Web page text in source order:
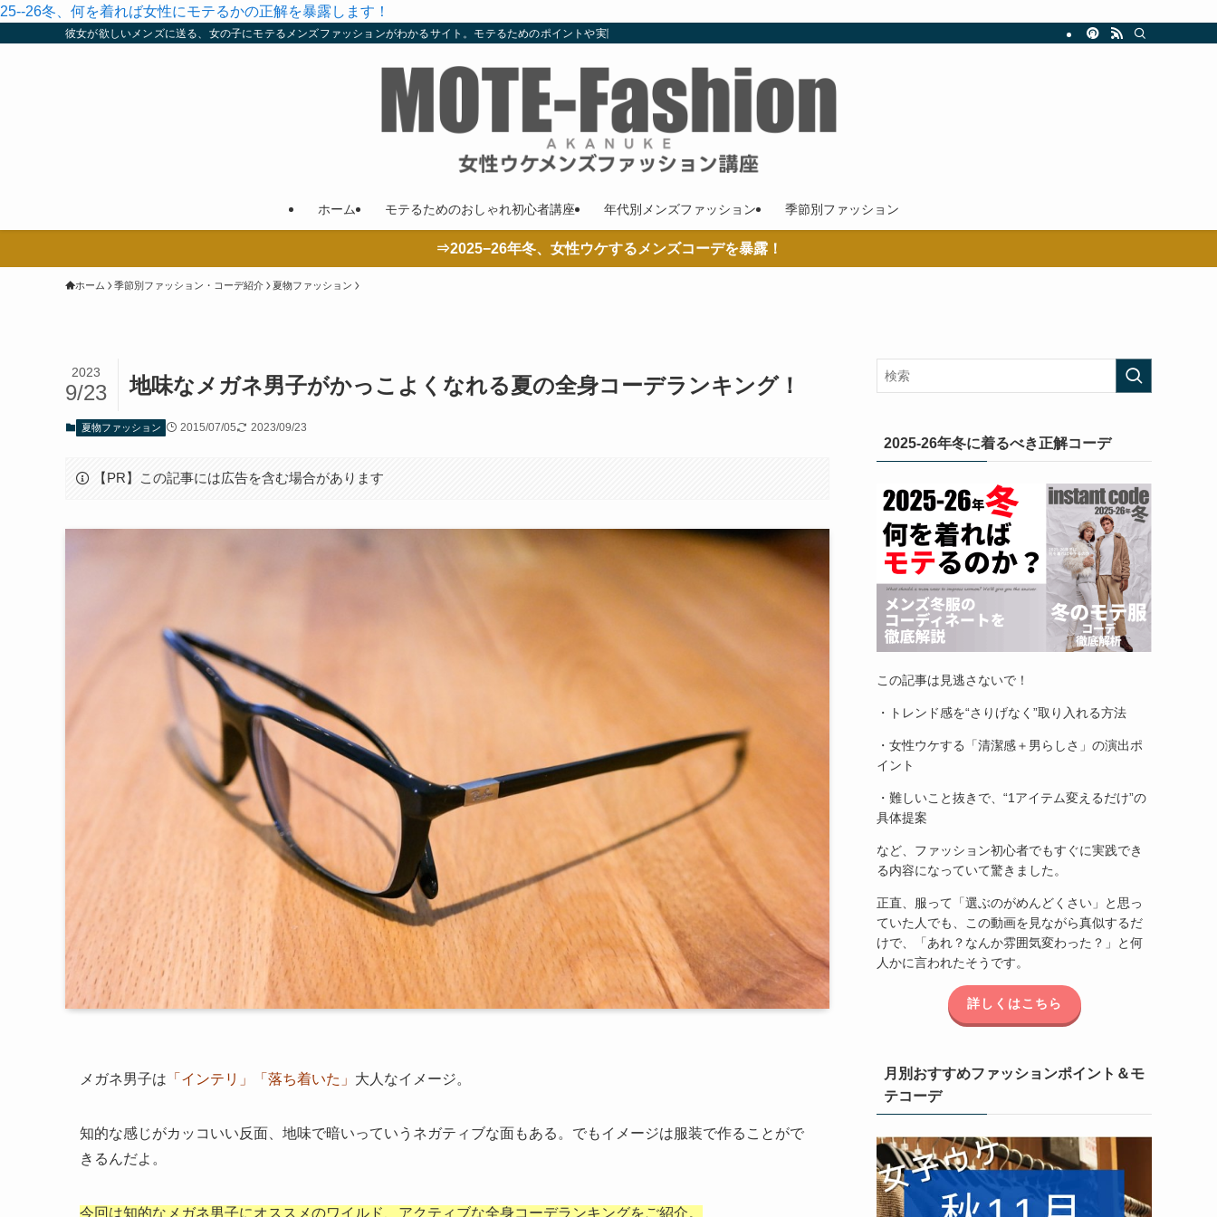
25--26冬、何を着れば女性にモテるかの正解を暴露します！
彼女が欲しいメンズに送る、女の子にモテるメンズファッションがわかるサイト。モテるためのポイントや実際の着こなし、コーデやコラムも随時更新。
ホーム モテるためのおしゃれ初心者講座 年代別メンズファッション 季節別ファッション
⇒2025−26年冬、女性ウケするメンズコーデを暴露！
ホーム 季節別ファッション・コーデ紹介 夏物ファッション
地味なメガネ男子がかっこよくなれる夏の全身コーデランキング！
2023
9/23
夏物ファッション 2015/07/05 2023/09/23
【PR】この記事には広告を含む場合があります
メガネ男子は 「インテリ」 「落ち着いた」 大人なイメージ。
知的な感じがカッコいい反面、地味で暗いっていうネガティブな面もある。でもイメージは服装で作ることがで
きるんだよ。
今回は知的なメガネ男子にオススメのワイルド、 アクティブな全身コーデランキングをご紹介。
2025-26年冬に着るべき正解コーデ
この記事は見逃さないで！
・トレンド感を“さりげなく”取り入れる方法
・女性ウケする「清潔感＋男らしさ」の演出ポ
イント
・難しいこと抜きで、“1アイテム変えるだけ”の
具体提案
など、ファッション初心者でもすぐに実践でき
る内容になっていて驚きました。
正直、服って「選ぶのがめんどくさい」と思っ
ていた人でも、この動画を見ながら真似するだ
けで、「あれ？なんか雰囲気変わった？」と何
人かに言われたそうです。
詳しくはこちら
月別おすすめファッションポイント＆モ
テコーデ